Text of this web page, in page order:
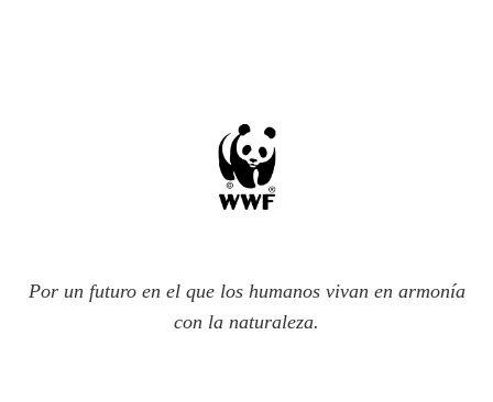
Por un futuro en el que los humanos vivan en armonía
con la naturaleza.